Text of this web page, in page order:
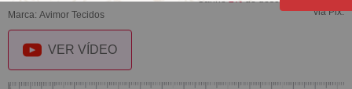
Marca: Avimor Tecidos
via Pix.
VER VÍDEO